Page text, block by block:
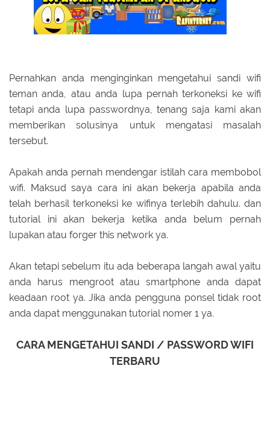
Pernahkan anda menginginkan mengetahui sandi wifi
teman anda, atau anda lupa pernah terkoneksi ke wifi
tetapi anda lupa passwordnya, tenang saja kami akan
memberikan solusinya untuk mengatasi masalah
tersebut.
Apakah anda pernah mendengar istilah cara membobol
wifi. Maksud saya cara ini akan bekerja apabila anda
telah berhasil terkoneksi ke wifinya terlebih dahulu. dan
tutorial ini akan bekerja ketika anda belum pernah
lupakan atau forger this network ya.
Akan tetapi sebelum itu ada beberapa langah awal yaitu
anda harus mengroot atau smartphone anda dapat
keadaan root ya. Jika anda pengguna ponsel tidak root
anda dapat menggunakan tutorial nomer 1 ya.
CARA MENGETAHUI SANDI / PASSWORD WIFI
TERBARU